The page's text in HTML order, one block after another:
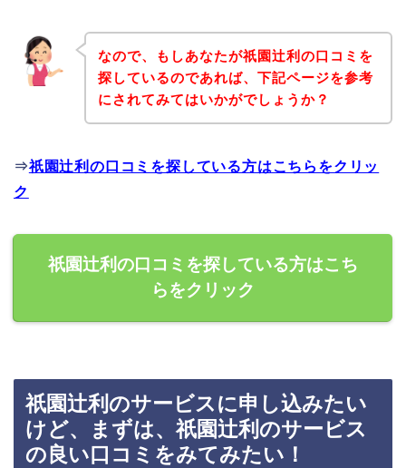
なので、もしあなたが祇園辻利の口コミを
探しているのであれば、下記ページを参考
にされてみてはいかがでしょうか？
⇒祇園辻利の口コミを探している方はこちらをクリッ
ク
祇園辻利の口コミを探している方はこち
らをクリック
祇園辻利のサービスに申し込みたい
けど、まずは、祇園辻利のサービス
の良い口コミをみてみたい！